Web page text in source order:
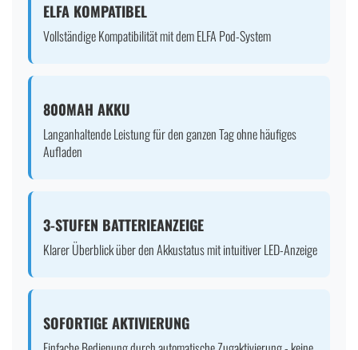
ELFA KOMPATIBEL
Vollständige Kompatibilität mit dem ELFA Pod-System
800MAH AKKU
Langanhaltende Leistung für den ganzen Tag ohne häufiges
Aufladen
3-STUFEN BATTERIEANZEIGE
Klarer Überblick über den Akkustatus mit intuitiver LED-Anzeige
SOFORTIGE AKTIVIERUNG